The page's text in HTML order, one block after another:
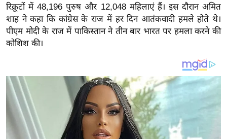
रा
य
ब
ज
खे
ल
क्रि
ट
रिक्रूटों में 48,196 पुरुष और 12,048 महिलाएं हैं। इस दौरान अमित
शाह ने कहा कि कांग्रेस के राज में हर दिन आतंकवादी हमले होते थे।
पीएम मोदी के राज में पाकिस्तान ने तीन बार भारत पर हमला करने की
कोशिश की।